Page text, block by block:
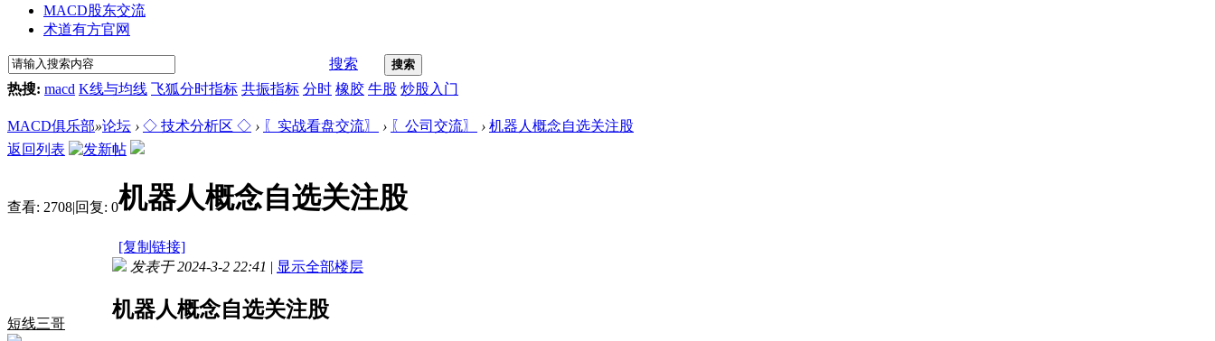
MACD股东交流
术道有方官网
搜索 搜索
热搜: macd K线与均线 飞狐分时指标 共振指标 分时 橡胶 牛股 炒股入门
MACD俱乐部»论坛 › ◇ 技术分析区 ◇ › 〖实战看盘交流〗 › 〖公司交流〗 › 机器人概念自选关注股
返回列表
查看: 2708|回复: 0机器人概念自选关注股
[复制链接]
短线三哥
发表于 2024-3-2 22:41 | 显示全部楼层
机器人概念自选关注股